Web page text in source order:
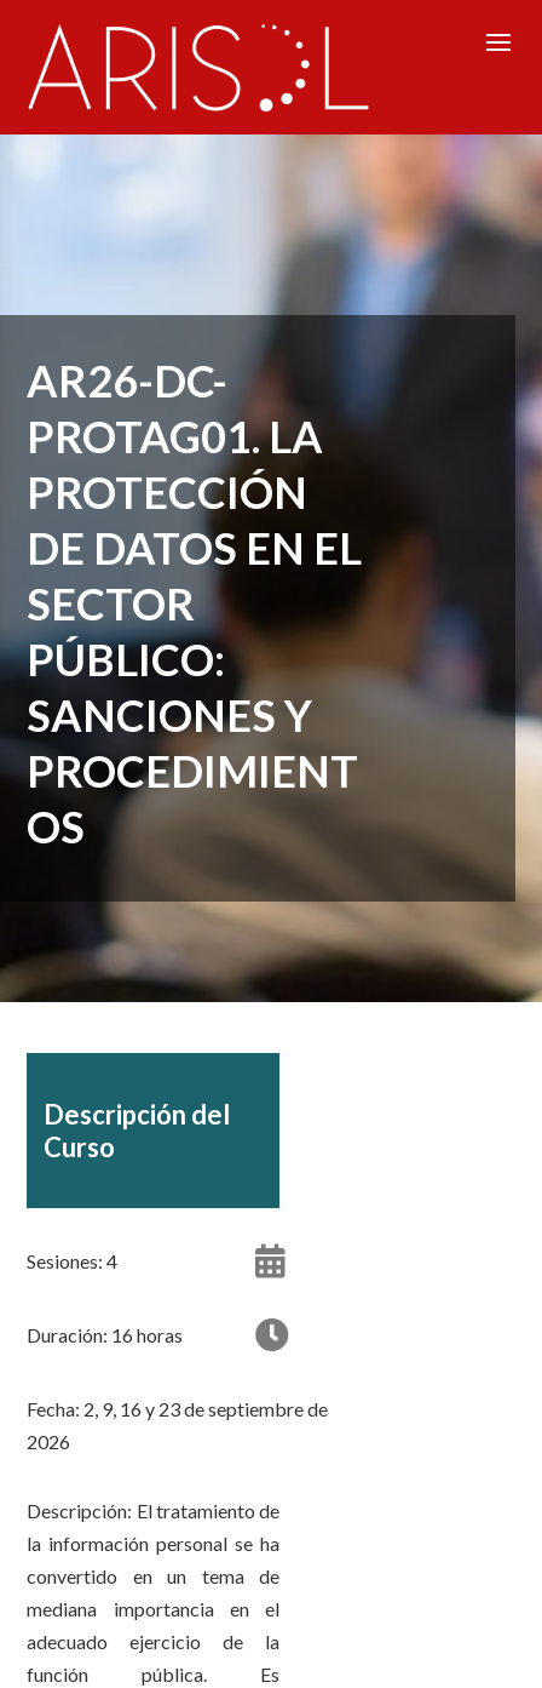
AR26-DC-
PROTAG01. LA
PROTECCIÓN
DE DATOS EN EL
SECTOR
PÚBLICO:
SANCIONES Y
PROCEDIMIENT
OS
Descripción del
Curso
Sesiones: 4
Duración: 16 horas
Fecha: 2, 9, 16 y 23 de septiembre de
2026
Descripción: El tratamiento de
la información personal se ha
convertido en un tema de
mediana importancia en el
adecuado ejercicio de la
función pública. Es